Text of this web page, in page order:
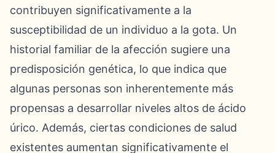
contribuyen significativamente a la
susceptibilidad de un individuo a la gota. Un
historial familiar de la afección sugiere una
predisposición genética, lo que indica que
algunas personas son inherentemente más
propensas a desarrollar niveles altos de ácido
úrico. Además, ciertas condiciones de salud
existentes aumentan significativamente el